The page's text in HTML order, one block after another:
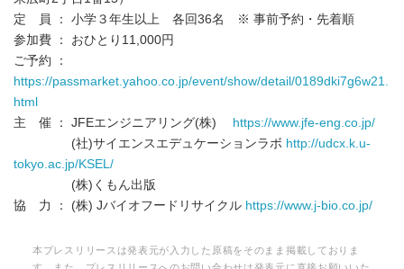
定 員 ： 小学３年生以上 各回36名 ※ 事前予約・先着順
参加費 ： おひとり11,000円
ご予約 ：
https://passmarket.yahoo.co.jp/event/show/detail/0189dki7g6w21.
html
主 催 ： JFEエンジニアリング(株)
https://www.jfe-eng.co.jp/
(社)サイエンスエデュケーションラボ http://udcx.k.u-
tokyo.ac.jp/KSEL/
(株)くもん出版
協 力 ： (株) Jバイオフードリサイクル https://www.j-bio.co.jp/
本プレスリリースは発表元が入力した原稿をそのまま掲載しておりま